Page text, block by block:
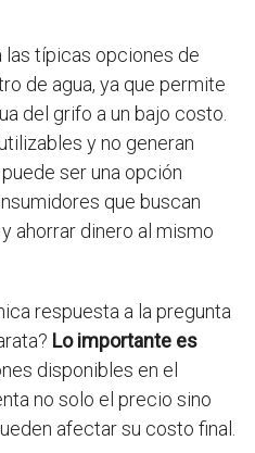
las típicas opciones de
de agua, ya que permite
del grifo a un bajo costo.
y no generan
ser una opción
que buscan
ahorrar dinero al mismo
respuesta a la pregunta
Lo importante es
disponibles en el
no solo el precio sino
afectar su costo final.